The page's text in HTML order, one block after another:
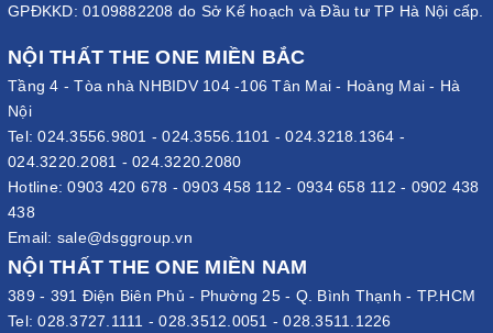
GPĐKKD: 0109882208 do Sở Kế hoạch và Đầu tư TP Hà Nội cấp.
NỘI THẤT THE ONE MIỀN BẮC
Tầng 4 - Tòa nhà NHBIDV 104 -106 Tân Mai - Hoàng Mai - Hà
Nội
Tel:024.3556.9801 -024.3556.1101 -024.3218.1364 -
024.3220.2081 - 024.3220.2080
Hotline:0903 420 678 - 0903 458 112 - 0934 658 112 - 0902 438
438
Email: sale@dsggroup.vn
NỘI THẤT THE ONE MIỀN NAM
389 - 391 Điện Biên Phủ - Phường 25 - Q. Bình Thạnh - TP.HCM
Tel:028.3727.1111 -028.3512.0051 -028.3511.1226